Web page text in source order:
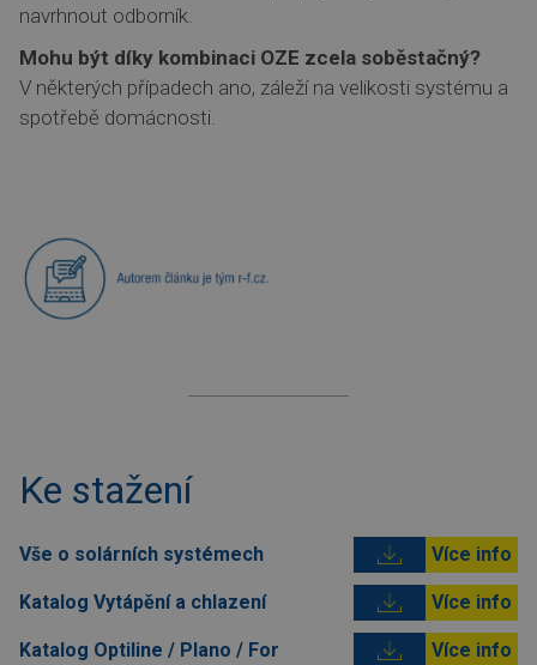
navrhnout odborník.
Mohu být díky kombinaci OZE zcela soběstačný?
V některých případech ano, záleží na velikosti systému a
spotřebě domácnosti.
Ke stažení
Vše o solárních systémech Více info
Katalog Vytápění a chlazení Více info
Katalog Optiline / Plano / For Více info